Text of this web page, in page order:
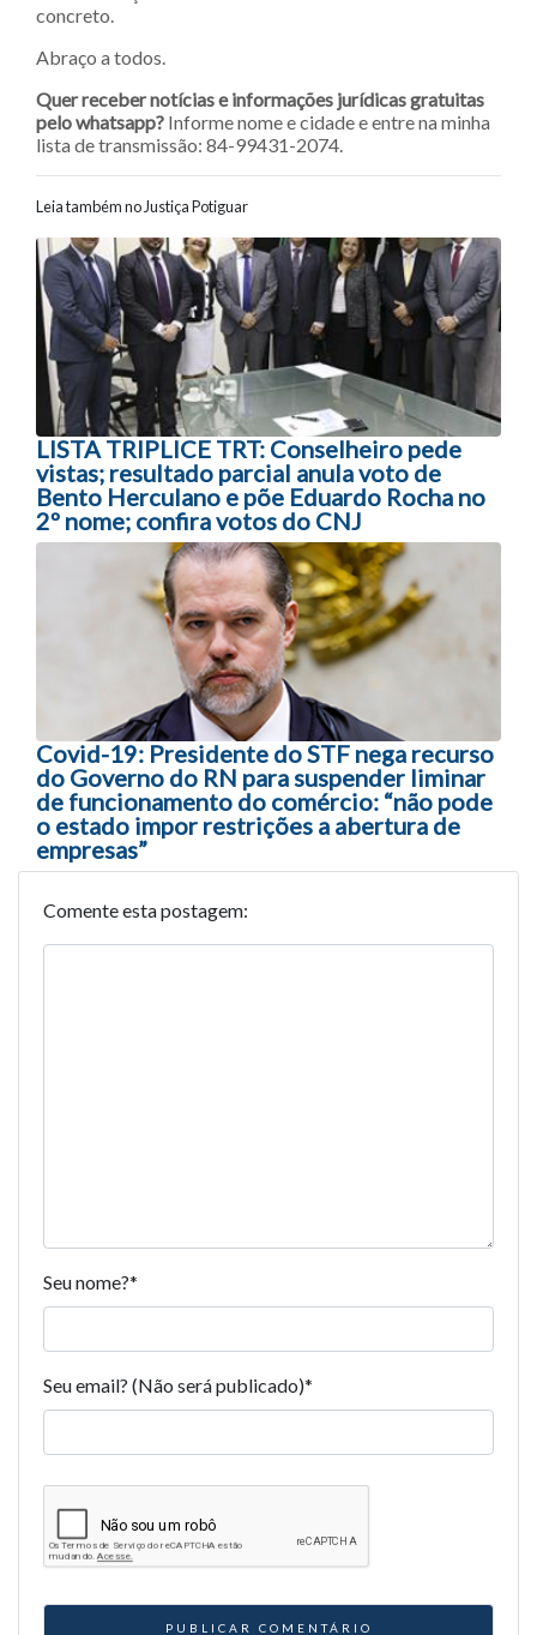
concreto.
Abraço a todos.
Quer receber notícias e informações jurídicas gratuitas
pelo whatsapp? Informe nome e cidade e entre na minha
lista de transmissão: 84-99431-2074.
Leia também no Justiça Potiguar
Navegação entre posts
LISTA TRIPLICE TRT: Conselheiro pede
vistas; resultado parcial anula voto de
Bento Herculano e põe Eduardo Rocha no
2º nome; confira votos do CNJ
Covid-19: Presidente do STF nega recurso
do Governo do RN para suspender liminar
de funcionamento do comércio: “não pode
o estado impor restrições a abertura de
empresas”
Comente esta postagem:
Seu nome?*
Seu email? (Não será publicado)*